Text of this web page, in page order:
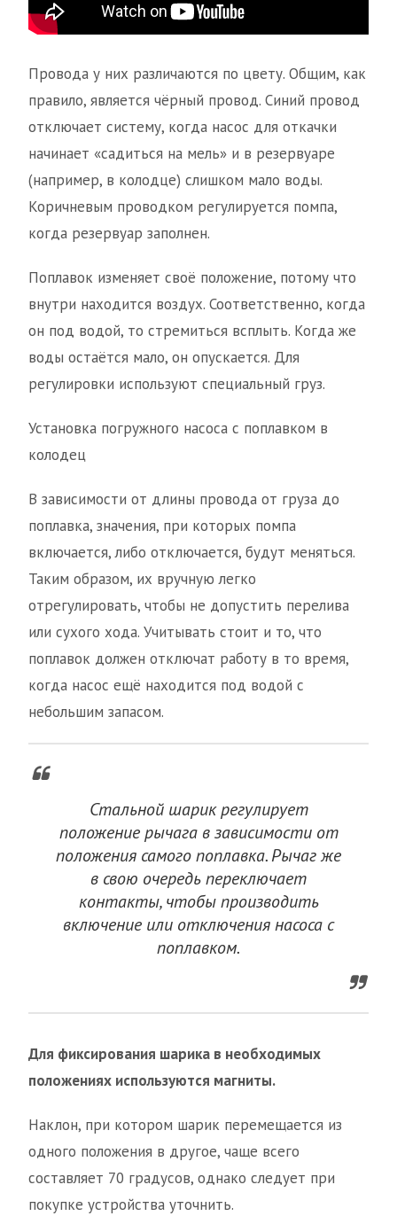
Провода у них различаются по цвету. Общим, как
правило, является чёрный провод. Синий провод
отключает систему, когда насос для откачки
начинает «садиться на мель» и в резервуаре
(например, в колодце) слишком мало воды.
Коричневым проводком регулируется помпа,
когда резервуар заполнен.
Поплавок изменяет своё положение, потому что
внутри находится воздух. Соответственно, когда
он под водой, то стремиться всплыть. Когда же
воды остаётся мало, он опускается. Для
регулировки используют специальный груз.
Установка погружного насоса с поплавком в
колодец
В зависимости от длины провода от груза до
поплавка, значения, при которых помпа
включается, либо отключается, будут меняться.
Таким образом, их вручную легко
отрегулировать, чтобы не допустить перелива
или сухого хода. Учитывать стоит и то, что
поплавок должен отключат работу в то время,
когда насос ещё находится под водой с
небольшим запасом.
Стальной шарик регулирует
положение рычага в зависимости от
положения самого поплавка. Рычаг же
в свою очередь переключает
контакты, чтобы производить
включение или отключения насоса с
поплавком.
Для фиксирования шарика в необходимых
положениях используются магниты.
Наклон, при котором шарик перемещается из
одного положения в другое, чаще всего
составляет 70 градусов, однако следует при
покупке устройства уточнить.